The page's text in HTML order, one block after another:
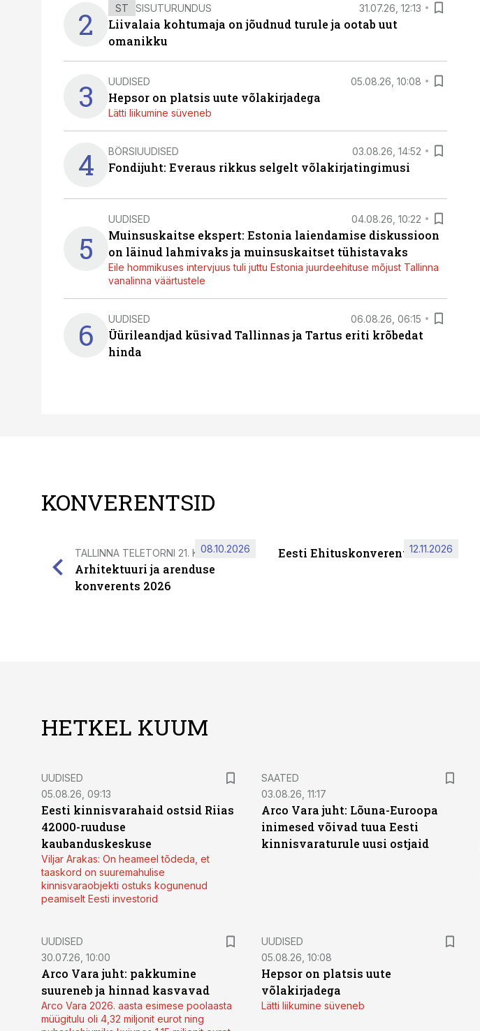
2 ST SISUTURUNDUS 31.07.26, 12:13
Liivalaia kohtumaja on jõudnud turule ja ootab uut
omanikku
3 UUDISED 05.08.26, 10:08
Hepsor on platsis uute võlakirjadega
Lätti liikumine süveneb
4 BÖRSIUUDISED 03.08.26, 14:52
Fondijuht: Everaus rikkus selgelt võlakirjatingimusi
5
UUDISED 04.08.26, 10:22
Muinsuskaitse ekspert: Estonia laiendamise diskussioon
on läinud lahmivaks ja muinsuskaitset tühistavaks
Eile hommikuses intervjuus tuli juttu Estonia juurdeehituse mõjust Tallinna
vanalinna väärtustele
6 UUDISED 06.08.26, 06:15
Üürileandjad küsivad Tallinnas ja Tartus eriti krõbedat
hinda
KONVERENTSID
TALLINNA TELETORNI 21. KORRUSEL
Arhitektuuri ja arenduse
konverents 2026
08.10.2026 Eesti Ehituskonverents 2026
12.11.2026
HETKEL KUUM
UUDISED
05.08.26, 09:13
Eesti kinnisvarahaid ostsid Riias
42000-ruuduse
kaubanduskeskuse
Viljar Arakas: On heameel tõdeda, et
taaskord on suuremahulise
kinnisvaraobjekti ostuks kogunenud
peamiselt Eesti investorid
SAATED
03.08.26, 11:17
Arco Vara juht: Lõuna-Euroopa
inimesed võivad tuua Eesti
kinnisvaraturule uusi ostjaid
UUDISED
30.07.26, 10:00
Arco Vara juht: pakkumine
suureneb ja hinnad kasvavad
Arco Vara 2026. aasta esimese poolaasta
müügitulu oli 4,32 miljonit eurot ning
UUDISED
05.08.26, 10:08
Hepsor on platsis uute
võlakirjadega
Lätti liikumine süveneb